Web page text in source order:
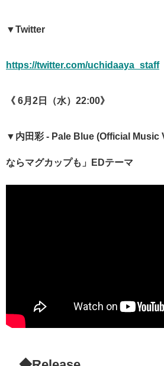
▼Twitter
https://twitter.com/uchidaaya_staff
《 6月2日（水）22:00》
▼内田彩 - Pale Blue (Official Music
ならマグカップも」EDテーマ